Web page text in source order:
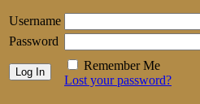
Username
Password
Remember Me
Lost your password?